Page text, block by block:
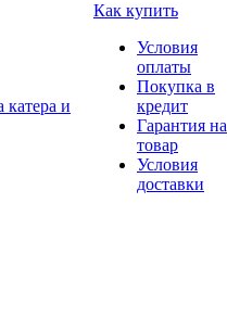
и
Как купить
Условия
оплаты
Покупка в
кредит
Гарантия на
товар
Условия
доставки